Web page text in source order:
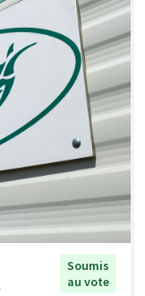
Soumis
au vote